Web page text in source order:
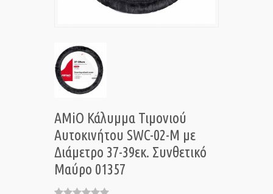
AMiO Κάλυμμα Τιμονιού
Αυτοκινήτου SWC-02-M με
Διάμετρο 37-39εκ. Συνθετικό
Μαύρο 01357